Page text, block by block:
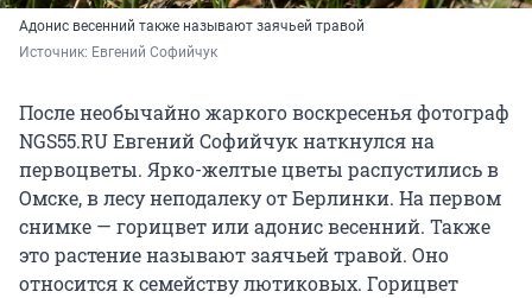
Адонис весенний также называют заячьей травой
Источник: Евгений Софийчук
После необычайно жаркого воскресенья фотограф
NGS55.RU Евгений Софийчук наткнулся на
первоцветы. Ярко-желтые цветы распустились в
Омске, в лесу неподалеку от Берлинки. На первом
снимке — горицвет или адонис весенний. Также
это растение называют заячьей травой. Оно
относится к семейству лютиковых. Горицвет